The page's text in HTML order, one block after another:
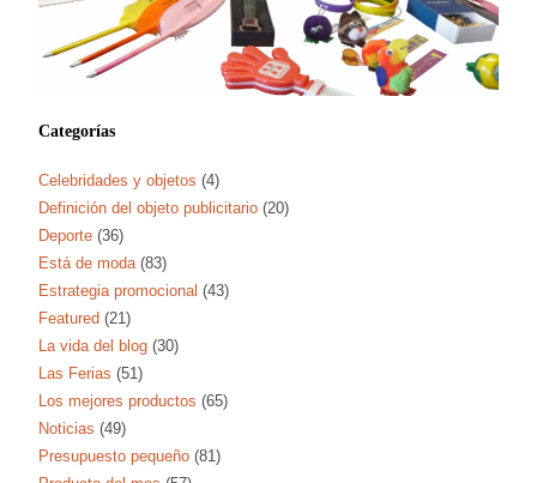
Categorías
Celebridades y objetos (4)
Definición del objeto publicitario (20)
Deporte (36)
Está de moda (83)
Estrategia promocional (43)
Featured (21)
La vida del blog (30)
Las Ferias (51)
Los mejores productos (65)
Noticias (49)
Presupuesto pequeño (81)